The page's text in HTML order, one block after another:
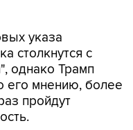
указа
однако Трамп
его мнению, более
пройдут
что